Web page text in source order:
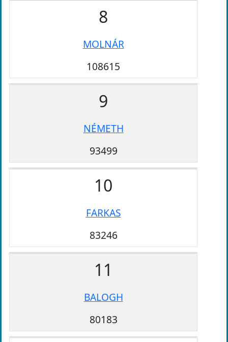
8
MOLNÁR
108615
9
NÉMETH
93499
10
FARKAS
83246
11
BALOGH
80183